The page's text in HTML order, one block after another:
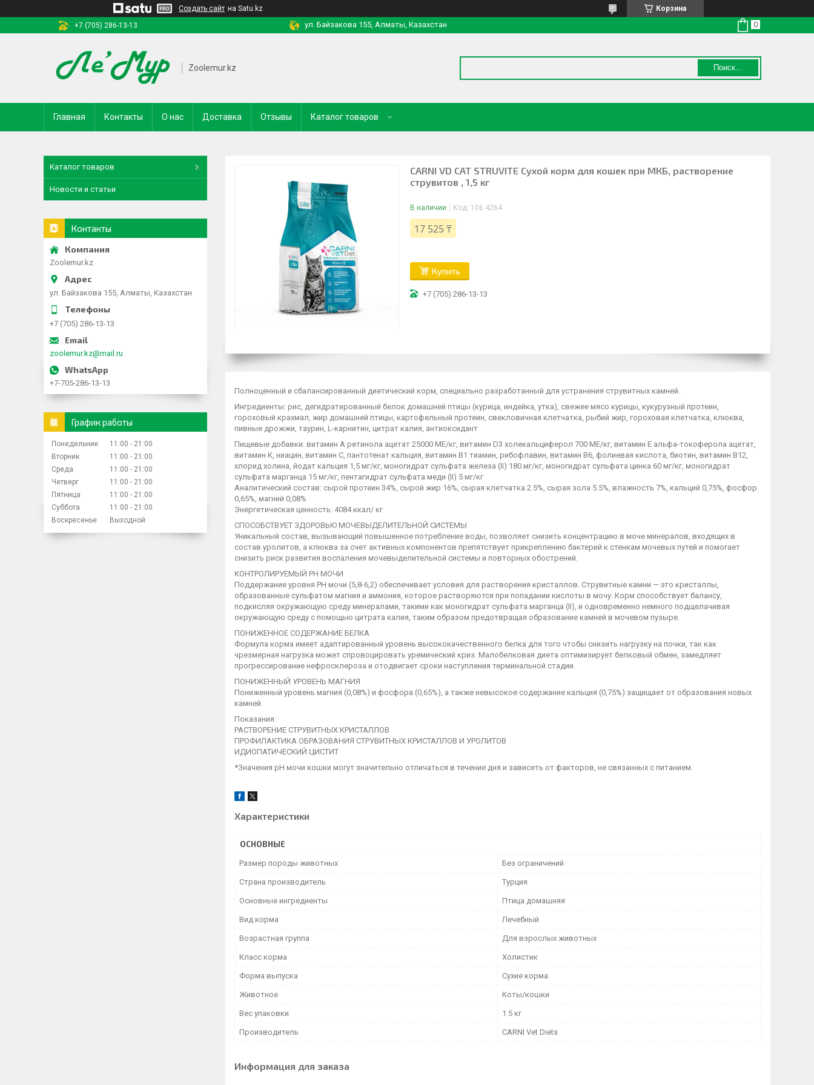
Создать сайт на Satu.kz
Корзина
+7 (705) 286-13-13
ул. Байзакова 155, Алматы, Казахстан
Zoolemur.kz Поиск...
Главная Контакты О нас Доставка Отзывы Каталог товаров
CARNI VD CAT STRUVITE Сухой корм для кошек при МКБ, растворение
струвитов , 1,5 кг
В наличии Код: 106.4264
17 525 ₸
Купить
+7 (705) 286-13-13
Полноценный и сбалансированный диетический корм, специально разработанный для устранения струвитных камней.
Ингредиенты: рис, дегидратированный белок домашней птицы (курица, индейка, утка), свежее мясо курицы, кукурузный протеин,
гороховый крахмал, жир домашней птицы, картофельный протеин, свекловичная клетчатка, рыбий жир, гороховая клетчатка, клюква,
пивные дрожжи, таурин, L-карнитин, цитрат калия, антиоксидант
Пищевые добавки: витамин А ретинола ацетат 25000 МЕ/кг, витамин D3 холекальциферол 700 МЕ/кг, витамин Е альфа-токоферола ацетат,
витамин К, ниацин, витамин С, пантотенат кальция, витамин В1 тиамин, рибофлавин, витамин В6, фолиевая кислота, биотин, витамин В12,
хлорид холина, йодат кальция 1,5 мг/кг, моногидрат сульфата железа (II) 180 мг/кг, моногидрат сульфата цинка 60 мг/кг, моногидрат
сульфата марганца 15 мг/кг, пентагидрат сульфата меди (II) 5 мг/кг
Аналитический состав: сырой протеин 34%, сырой жир 16%, сырая клетчатка 2.5%, сырая зола 5.5%, влажность 7%, кальций 0,75%, фосфор
0,65%, магний 0,08%
Энергетическая ценность: 4084 ккал/ кг
СПОСОБСТВУЕТ ЗДОРОВЬЮ МОЧЕВЫДЕЛИТЕЛЬНОЙ СИСТЕМЫ
Уникальный состав, вызывающий повышенное потребление воды, позволяет снизить концентрацию в моче минералов, входящих в
состав уролитов, а клюква за счет активных компонентов препятствует прикреплению бактерий к стенкам мочевых путей и помогает
снизить риск развития воспаления мочевыделительной системы и повторных обострений.
КОНТРОЛИРУЕМЫЙ PH МОЧИ
Поддержание уровня PН мочи (5,8-6,2) обеспечивает условия для растворения кристаллов. Струвитные камни — это кристаллы,
образованные сульфатом магния и аммония, которое растворяются при попадании кислоты в мочу. Корм способствует балансу,
подкисляя окружающую среду минералами, такими как моногидрат сульфата марганца (II), и одновременно немного подщелачивая
окружающую среду с помощью цитрата калия, таким образом предотвращая образование камней в мочевом пузыре.
ПОНИЖЕННОЕ СОДЕРЖАНИЕ БЕЛКА
Формула корма имеет адаптированный уровень высококачественного белка для того чтобы снизить нагрузку на почки, так как
чрезмерная нагрузка может спровоцировать уремический криз. Малобелковая диета оптимизирует белковый обмен, замедляет
прогрессирование нефросклероза и отодвигает сроки наступления терминальной стадии.
ПОНИЖЕННЫЙ УРОВЕНЬ МАГНИЯ
Пониженный уровень магния (0,08%) и фосфора (0,65%), а также невысокое содержание кальция (0,75%) защищает от образования новых
камней.
Показания:
РАСТВОРЕНИЕ СТРУВИТНЫХ КРИСТАЛЛОВ
ПРОФИЛАКТИКА ОБРАЗОВАНИЯ СТРУВИТНЫХ КРИСТАЛЛОВ И УРОЛИТОВ
ИДИОПАТИЧЕСКИЙ ЦИСТИТ
*Значения рН мочи кошки могут значительно отличаться в течение дня и зависеть от факторов, не связанных с питанием.
Характеристики
ОСНОВНЫЕ
Размер породы животных Без ограничений
Страна производитель Турция
Основные ингредиенты Птица домашняя
Вид корма Лечебный
Возрастная группа Для взрослых животных
Класс корма Холистик
Форма выпуска Сухие корма
Животное Коты/кошки
Вес упаковки 1.5 кг
Производитель CARNI Vet Diets
Информация для заказа
Каталог товаров
Новости и статьи
Контакты
Zoolemur.kz
ул. Байзакова 155, Алматы, Казахстан
+7 (705) 286-13-13
zoolemur.kz@mail.ru
+7-705-286-13-13
График работы
Понедельник 11:00
21:00
Вторник
11:00
21:00
Среда
11:00
21:00
Четверг
11:00
21:00
Пятница
11:00
21:00
Суббота
11:00
21:00
Воскресенье
Выходной